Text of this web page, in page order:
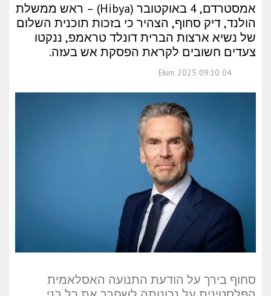
אמסטרדם, 4 באוקטובר (Hibya) – ראש ממשלת
הולנד, דיק סחוף, הצהיר כי בזכות תוכנית השלום
של נשיא ארצות הברית דונלד טראמפ, ננקטו
צעדים חשובים לקראת הפסקת אש בעזה.
04 Ekim 2025 09:10
סחוף בירך על הודעת התנועה האסלאמית